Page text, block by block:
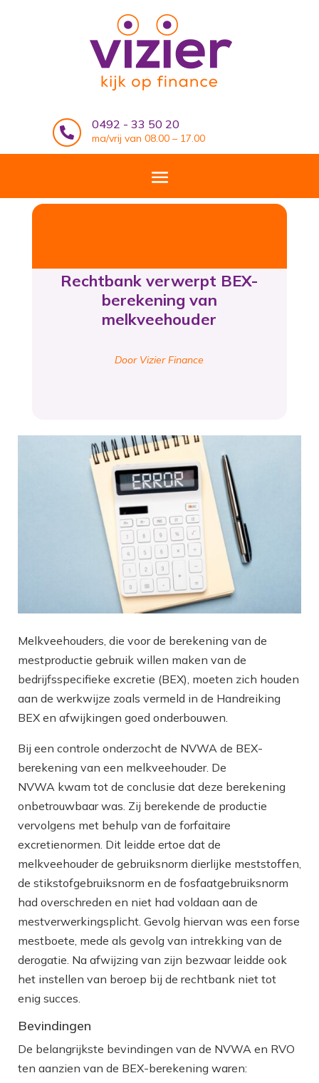

0492 - 33 50 20
ma/vrij van 08.00 – 17.00
Rechtbank verwerpt BEX-
berekening van
melkveehouder
Door Vizier Finance
Melkveehouders, die voor de berekening van de
mestproductie gebruik willen maken van de
bedrijfsspecifieke excretie (BEX), moeten zich houden
aan de werkwijze zoals vermeld in de Handreiking
BEX en afwijkingen goed onderbouwen.
Bij een controle onderzocht de NVWA de BEX-
berekening van een melkveehouder. De
NVWA kwam tot de conclusie dat deze berekening
onbetrouwbaar was. Zij berekende de productie
vervolgens met behulp van de forfaitaire
excretienormen. Dit leidde ertoe dat de
melkveehouder de gebruiksnorm dierlijke meststoffen,
de stikstofgebruiksnorm en de fosfaatgebruiksnorm
had overschreden en niet had voldaan aan de
mestverwerkingsplicht. Gevolg hiervan was een forse
mestboete, mede als gevolg van intrekking van de
derogatie. Na afwijzing van zijn bezwaar leidde ook
het instellen van beroep bij de rechtbank niet tot
enig succes.
Bevindingen
De belangrijkste bevindingen van de NVWA en RVO
ten aanzien van de BEX-berekening waren: